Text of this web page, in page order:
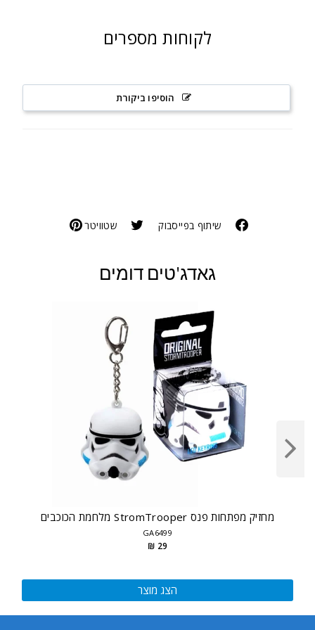
לקוחות מספרים
הוסיפו ביקורת
שיתוף בפייסבוק שטוויטר
גאדג'טים דומים
מחזיק מפתחות פנס StromTrooper מלחמת הכוכבים
GA6499
29 ₪
הצג מוצר